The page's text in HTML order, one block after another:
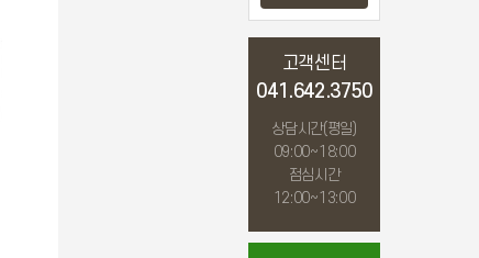
고객센터
041.642.3750
상담시간(평일)
09:00~18:00
점심시간
12:00~13:00